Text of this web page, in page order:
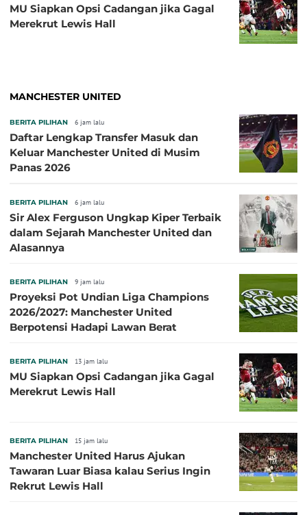
MU Siapkan Opsi Cadangan jika Gagal
Merekrut Lewis Hall
MANCHESTER UNITED
BERITA PILIHAN 6 jam lalu
Daftar Lengkap Transfer Masuk dan
Keluar Manchester United di Musim
Panas 2026
BERITA PILIHAN 6 jam lalu
Sir Alex Ferguson Ungkap Kiper Terbaik
dalam Sejarah Manchester United dan
Alasannya
BERITA PILIHAN 9 jam lalu
Proyeksi Pot Undian Liga Champions
2026/2027: Manchester United
Berpotensi Hadapi Lawan Berat
BERITA PILIHAN 13 jam lalu
MU Siapkan Opsi Cadangan jika Gagal
Merekrut Lewis Hall
BERITA PILIHAN 15 jam lalu
Manchester United Harus Ajukan
Tawaran Luar Biasa kalau Serius Ingin
Rekrut Lewis Hall